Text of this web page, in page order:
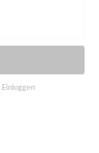
Einloggen